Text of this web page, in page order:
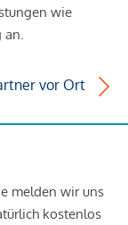
wie
an.
vor Ort
melden wir uns
kostenlos